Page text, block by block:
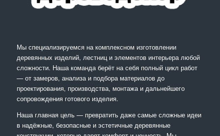
Мы специализируемся на комплексном изготовлении
деревянных изделий, лестниц и элементов интерьера любой
сложности. Наша команда берёт на себя полный цикл работ
— от замеров, анализа и подбора материалов до
проектирования, производства, монтажа и дальнейшего
сопровождения готового изделия.
Наша главная цель — превратить даже самые сложные идеи
в надёжные, безопасные и эстетичные деревянные